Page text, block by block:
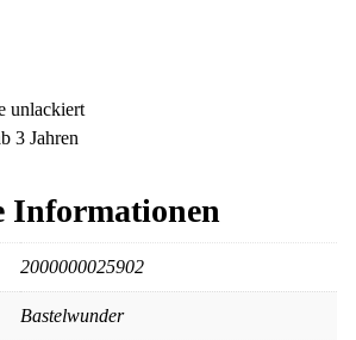
unlackiert
3 Jahren
Informationen
2000000025902
Bastelwunder